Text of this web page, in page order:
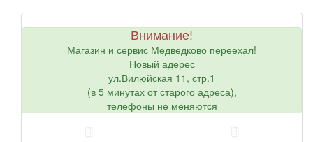
Внимание!
Магазин и сервис Медведково переехал!
Новый адерес
ул.Вилюйская 11, стр.1
(в 5 минутах от старого адреса),
телефоны не меняются